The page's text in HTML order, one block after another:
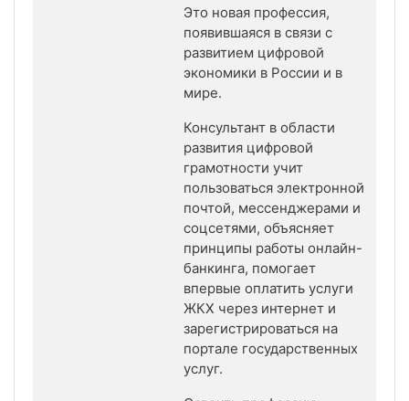
Это новая профессия,
появившаяся в связи с
развитием цифровой
экономики в России и в
мире.
Консультант в области
развития цифровой
грамотности учит
пользоваться электронной
почтой, мессенджерами и
соцсетями, объясняет
принципы работы онлайн-
банкинга, помогает
впервые оплатить услуги
ЖКХ через интернет и
зарегистрироваться на
портале государственных
услуг.